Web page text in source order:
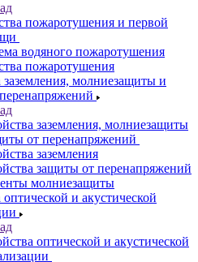
пожаротушения и первой
водяного пожаротушения
пожаротушения
заземления, молниезащиты и
заземления, молниезащиты
от перенапряжений
заземления
защиты от перенапряжений
молниезащиты
оптической и акустической
оптической и акустической